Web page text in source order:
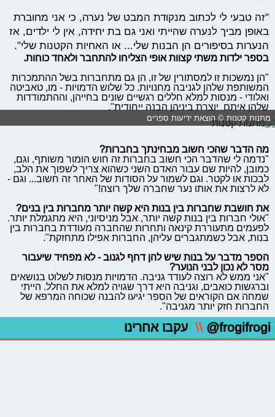
"זה טבעי לי לכתוב מנקודת המבט של נערה, כי אני מחוברת
באופן מביך לנערה שהייתי ואני גם בת יחידה, אין לי ילדים, אז
הנערות בסיפורים הן הבנות שלי... או האחיות הקטנות שלי".
בספר ילדות משתי קצוות אופי הצליחו להתחבר ולאחד כוחות.
"הן נמשכות זו למסתורין של זו, הן גם מתחברות בשל ההתמכרות
המשותפת שלהן לגניבה מחנויות. כל שלוש הדמויות - מו, טאביטה
ואלודי - מנסות למלא חללים רגשיים שונים בחייהן, וההתמודדות
שלהן איתם יוצרת ביניהן הבנה ייחודית".
מתנות קטנות © הוצאת ידיעות ספרים
מה הדבר שהכי חשוב מבחינתך בחברות?
"נדמה לי שהדבר הכי חשוב בחברות זה חוש הומור משותף, וגם,
כמובן, להיות שם עבור האדם השני כשהוא צריך לשפוך את הלב,
לבכות או לקטר. וגם לשמור על הסודות של האחר זה חשוב... וגם -
לא לרצות את אותו נער שחברה שלך רוצה!"
את חושבת שחברות בין בנות היא קשה יותר מחברות בין בנים?
"אולי חברות בין בנות קשה יותר, אבל מניסיוני, היא מתגמלת יותר.
לפעמים מתעוררת קינאה ותחרות שהחברה מעודדת בחברות בין
בנות, אבל כשמתגברים עליהן, החברות אפילו מתחזקת".
הספר מדבר על בנות שיש להן דחף לגנוב - לא מפחיד שיעבור
מסר לא נכון לבני הנוער?
"אני ממש לא רוצה לעודד גניבה. הדמויות מנסות לשלוט בנושאים
וברגשות כואבים, וגניבה היא דרך שגויה למלא את החלל. הייתי
שמחה אם הקוראים של הספר יגיעו להבנה שכוחה המרפא של
החברות חזק יותר מגניבה".
@frogifrogi
\\ עקבו אחרינו